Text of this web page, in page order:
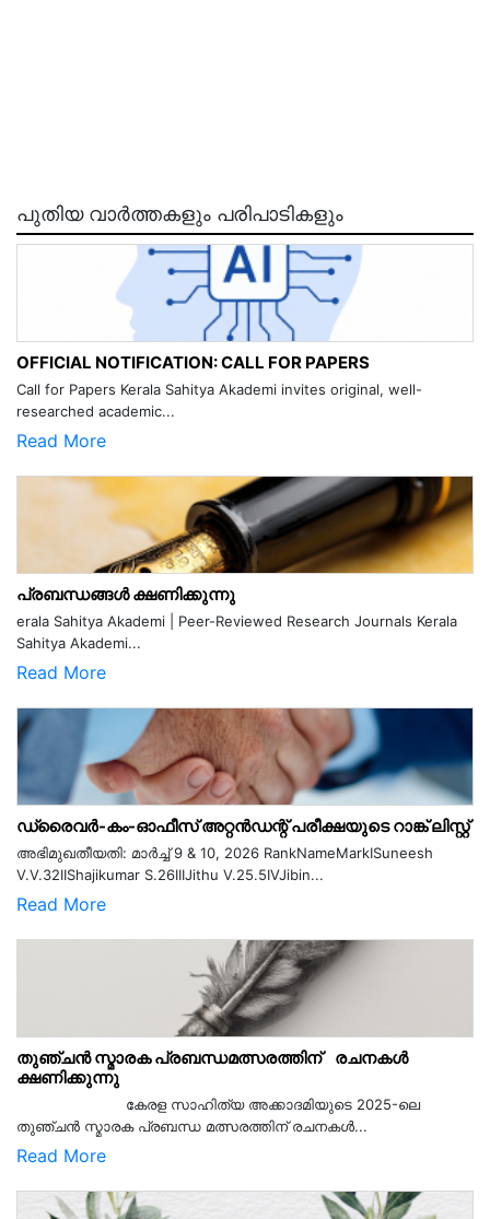
പുതിയ വാർത്തകളും പരിപാടികളും
OFFICIAL NOTIFICATION: CALL FOR PAPERS
Call for Papers Kerala Sahitya Akademi invites original, well-
researched academic...
Read More
പ്രബന്ധങ്ങൾ ക്ഷണിക്കുന്നു
erala Sahitya Akademi | Peer-Reviewed Research Journals Kerala
Sahitya Akademi...
Read More
ഡ്രൈവർ-കം-ഓഫീസ് അറ്റൻഡന്റ് പരീക്ഷയുടെ റാങ്ക് ലിസ്റ്റ്
അഭിമുഖതീയതി: മാർച്ച് 9 & 10, 2026 RankNameMarkISuneesh
V.V.32IIShajikumar S.26IIIJithu V.25.5IVJibin...
Read More
തുഞ്ചൻ സ്മാരക പ്രബന്ധമത്സരത്തിന് രചനകൾ
ക്ഷണിക്കുന്നു
കേരള സാഹിത്യ അക്കാദമിയുടെ 2025-ലെ
തുഞ്ചൻ സ്മാരക പ്രബന്ധ മത്സരത്തിന് രചനകൾ...
Read More